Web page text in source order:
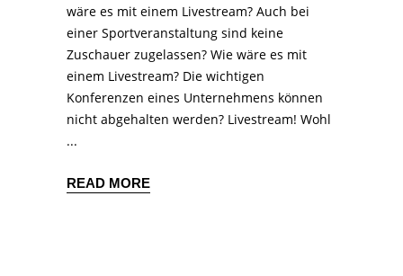
wäre es mit einem Livestream? Auch bei
einer Sportveranstaltung sind keine
Zuschauer zugelassen? Wie wäre es mit
einem Livestream? Die wichtigen
Konferenzen eines Unternehmens können
nicht abgehalten werden? Livestream! Wohl
READ MORE